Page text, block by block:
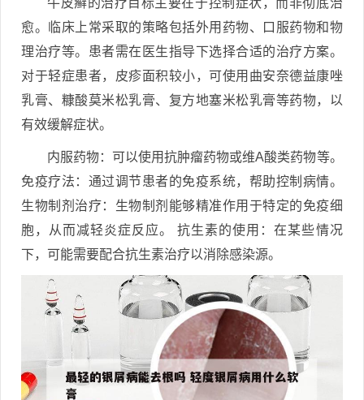
牛皮癣的治疗目标主要在于控制症状，而非彻底治
愈。临床上常采取的策略包括外用药物、口服药物和物
理治疗等。患者需在医生指导下选择合适的治疗方案。
对于轻症患者，皮疹面积较小，可使用曲安奈德益康唑
乳膏、糠酸莫米松乳膏、复方地塞米松乳膏等药物，以
有效缓解症状。
内服药物：可以使用抗肿瘤药物或维A酸类药物等。
免疫疗法：通过调节患者的免疫系统，帮助控制病情。
生物制剂治疗：生物制剂能够精准作用于特定的免疫细
胞，从而减轻炎症反应。 抗生素的使用：在某些情况
下，可能需要配合抗生素治疗以消除感染源。